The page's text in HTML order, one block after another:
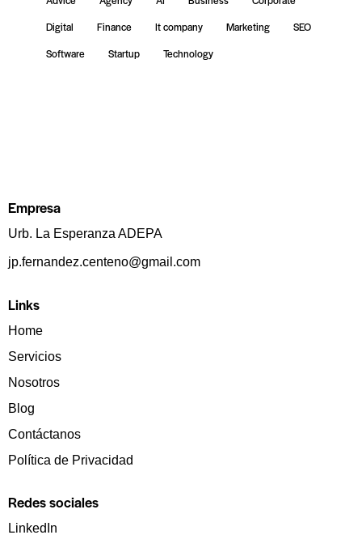
Digital
Finance It company Marketing
SEO
Software
Startup Technology
Empresa
Urb. La Esperanza ADEPA
jp.fernandez.centeno@gmail.com
Links
Home
Servicios
Nosotros
Blog
Contáctanos
Política de Privacidad
Redes sociales
LinkedIn